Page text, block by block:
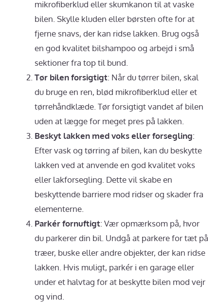
mikrofiberklud eller skumkanon til at vaske
bilen. Skylle kluden eller børsten ofte for at
fjerne snavs, der kan ridse lakken. Brug også
en god kvalitet bilshampoo og arbejd i små
sektioner fra top til bund.
Tør bilen forsigtigt: Når du tørrer bilen, skal
du bruge en ren, blød mikrofiberklud eller et
tørrehåndklæde. Tør forsigtigt vandet af bilen
uden at lægge for meget pres på lakken.
Beskyt lakken med voks eller forsegling:
Efter vask og tørring af bilen, kan du beskytte
lakken ved at anvende en god kvalitet voks
eller lakforsegling. Dette vil skabe en
beskyttende barriere mod ridser og skader fra
elementerne.
Parkér fornuftigt: Vær opmærksom på, hvor
du parkerer din bil. Undgå at parkere for tæt på
træer, buske eller andre objekter, der kan ridse
lakken. Hvis muligt, parkér i en garage eller
under et halvtag for at beskytte bilen mod vejr
og vind.